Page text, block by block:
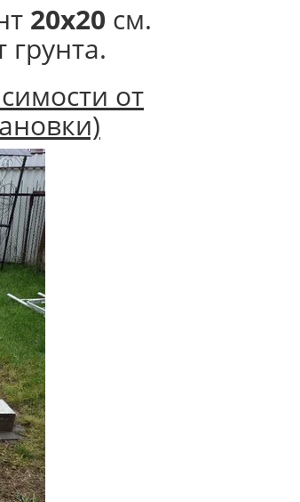
20х20 см.
грунта.
от